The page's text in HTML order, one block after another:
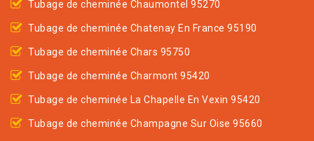
Tubage de cheminée Chaumontel 95270
Tubage de cheminée Chatenay En France 95190
Tubage de cheminée Chars 95750
Tubage de cheminée Charmont 95420
Tubage de cheminée La Chapelle En Vexin 95420
Tubage de cheminée Champagne Sur Oise 95660